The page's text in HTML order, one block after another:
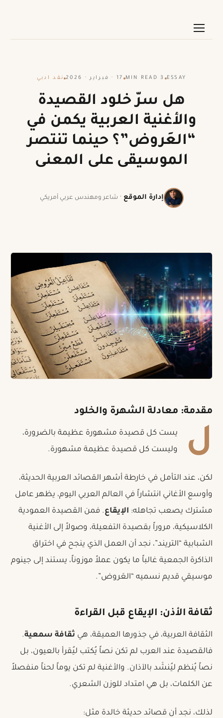
ESSAY
3 MIN READ 17 · فبراير · 2026 نقد ادبي
هل سرّ خلود القصيدة
والأغنية العربية يكمن في
“العَروض”؟ حينما تنتصر
الموسيقى على المعنى
إدارة الموقع · شاعر ومهندس عربي أمريكي
مقدمة: معادلة الشهرة والخلود
ل
يست كل قصيدة مشهورة عظيمة بالضرورة،
وليست كل قصيدة عظيمة مشهورة.
لكن، عند التأمل في خارطة أشهر القصائد العربية الحديثة،
وأوسع الأغاني انتشاراً في العالم العربي اليوم، يظهر عامل
مشترك يصعب تجاهله: الإيقاع. فمن القصيدة العمودية
الكلاسيكية، مروراً بقصيدة التفعيلة، وصولاً إلى الأغنية
الشبابية “التريند”، نجد أن العمل الذي ينجح في اختراق
الذاكرة الجمعية غالباً ما يكون عملاً موزوناً، يستند إلى جينوم
موسيقي قديم نسميه “العَروض”.
ثقافة الأذن: الإيقاع قبل القراءة
الثقافة العربية، في جذورها العميقة، هي ثقافة سمعية.
فالقصيدة عند العرب لم تكن نصاً يُكتب ليُقرأ بالعيون، بل
نصاً يُنظم ليُنشَد بالآذان. والأغنية لم تكن يوماً لحناً منفصلاً
عن الكلمات، بل هي امتداد للوزن الشعري.
لذلك، نجد أن قصائد حديثة خالدة مثل: